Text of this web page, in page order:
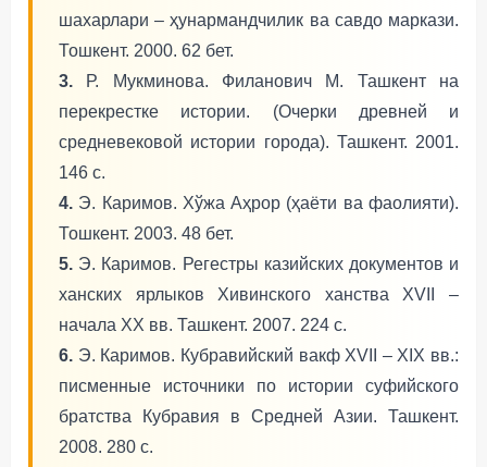
шахарлари – ҳунармандчилик ва савдо маркази.
Тошкент. 2000. 62 бет.
3. Р. Мукминова. Филанович М. Ташкент на
перекрестке истории. (Очерки древней и
средневековой истории города). Ташкент. 2001.
146 с.
4. Э. Каримов. Хўжа Аҳрор (ҳаёти ва фаолияти).
Тошкент. 2003. 48 бет.
5. Э. Каримов. Регестры казийских документов и
ханских ярлыков Хивинского ханства XVII –
начала XX вв. Ташкент. 2007. 224 с.
6. Э. Каримов. Кубравийский вакф XVII – XIX вв.:
писменные источники по истории суфийского
братства Кубравия в Средней Азии. Ташкент.
2008. 280 с.